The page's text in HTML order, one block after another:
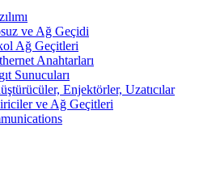
ve Ağ Geçidi
Ağ Geçitleri
Anahtarları
Sunucuları
Enjektörler, Uzatıcılar
ve Ağ Geçitleri